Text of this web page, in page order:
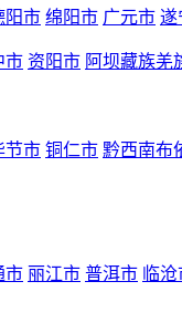
阳市 绵阳市 广元市 遂
市 资阳市 阿坝藏族羌
节市 铜仁市 黔西南布
市 丽江市 普洱市 临